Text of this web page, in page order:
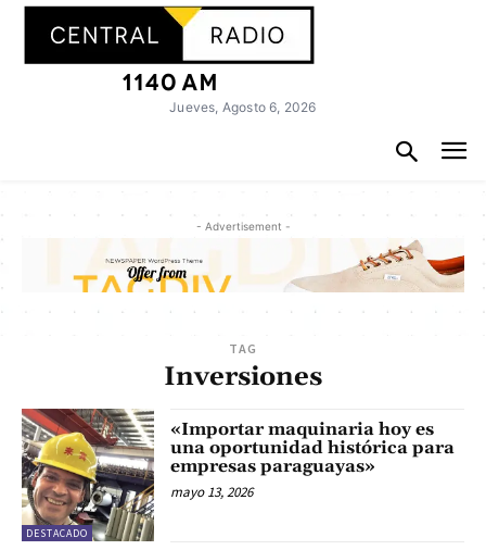
Jueves, Agosto 6, 2026
- Advertisement -
TAG
Inversiones
DESTACADO
«Importar maquinaria hoy es
una oportunidad histórica para
empresas paraguayas»
mayo 13, 2026